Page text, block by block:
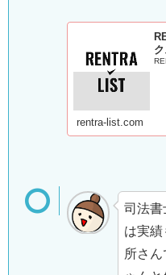
rentra-list.com
司法書
は実
所さ